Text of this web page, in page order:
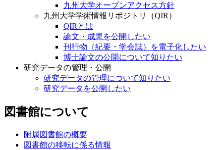
九州大学オープンアクセス方針
九州大学学術情報リポジトリ（QIR）
QIRとは
論文・成果を公開したい
刊行物（紀要・学会誌）を電子化したい
博士論文の公開について知りたい
研究データの管理・公開
研究データの管理について知りたい
研究データを公開したい
図書館について
附属図書館の概要
図書館の移転に係る情報